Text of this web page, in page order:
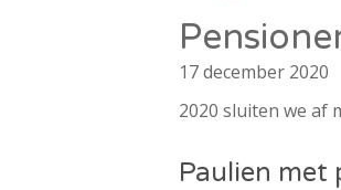
17 december 2020
2020 sluiten we af
Paulien met